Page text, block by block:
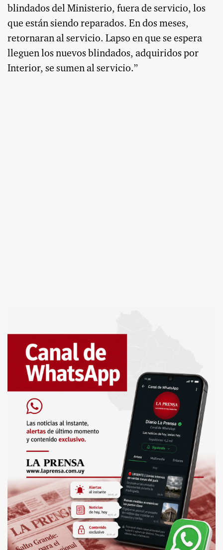
blindados del Ministerio, fuera de servicio, los
que están siendo reparados. En dos meses,
retornaran al servicio. Lapso en que se espera
lleguen los nuevos blindados, adquiridos por
Interior, se sumen al servicio.”